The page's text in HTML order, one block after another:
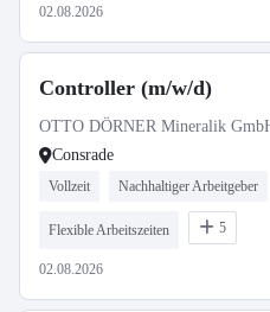
02.08.2026
Controller (m/w/d)
OTTO DÖRNER Mineralik
Consrade
Vollzeit Nachhaltiger Arbeitgeber
Flexible Arbeitszeiten 5
02.08.2026